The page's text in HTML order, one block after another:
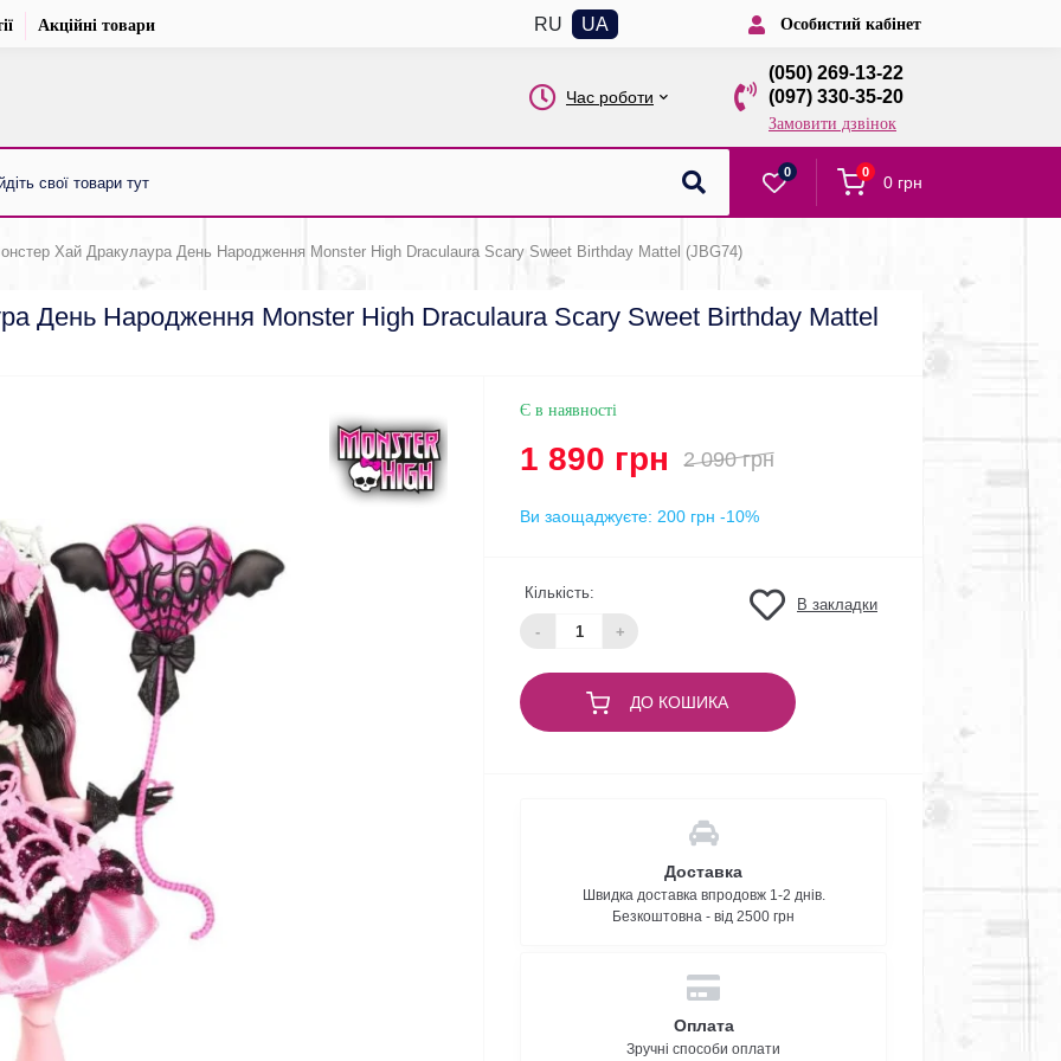
Акційні товари RU UA Особистий кабінет
Час роботи
(050) 269-13-22
(097) 330-35-20
Замовити дзвінок
0 0
0 грн
Хай Дракулаура День Народження Monster High Draculaura Scary Sweet Birthday Mattel (JBG74)
День Народження Monster High Draculaura Scary Sweet Birthday Mattel
Є в наявності
1 890 грн 2 090 грн
Ви заощаджуєте: 200 грн -10%
Кількість:
- +
В закладки
ДО КОШИКА
Доставка
Швидка доставка впродовж 1-2 днів.
Безкоштовна - від 2500 грн
Оплата
Зручні способи оплати